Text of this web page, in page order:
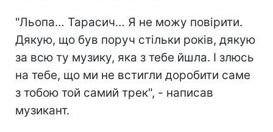
"Льопа… Тарасич… Я не можу повірити.
Дякую, що був поруч стільки років, дякую
за всю ту музику, яка з тебе йшла. І злюсь
на тебе, що ми не встигли доробити саме
з тобою той самий трек", - написав
музикант.